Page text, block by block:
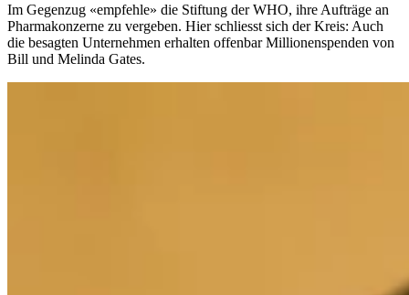
Im Gegenzug «empfehle» die Stiftung der WHO, ihre Aufträge an
Pharmakonzerne zu vergeben. Hier schliesst sich der Kreis: Auch
die besagten Unternehmen erhalten offenbar Millionenspenden von
Bill und Melinda Gates.